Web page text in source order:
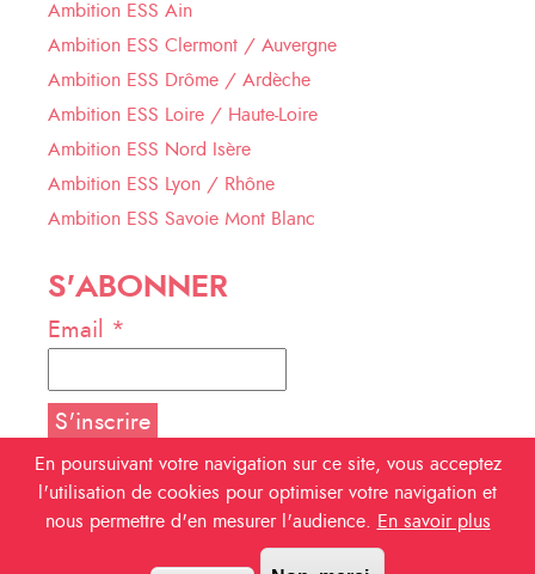
Ambition ESS Ain
Ambition ESS Clermont / Auvergne
Ambition ESS Drôme / Ardèche
Ambition ESS Loire / Haute-Loire
Ambition ESS Nord Isère
Ambition ESS Lyon / Rhône
Ambition ESS Savoie Mont Blanc
S'ABONNER
Email *
NOUS SUIVRE
En poursuivant votre navigation sur ce site, vous acceptez
l'utilisation de cookies pour optimiser votre navigation et
nous permettre d'en mesurer l'audience.
En savoir plus